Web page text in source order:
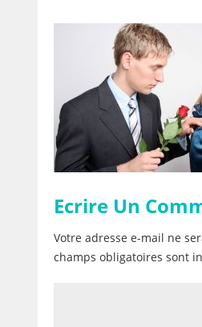
EcrireUn
Votre adresse e-mail ne
champs obligatoires sont